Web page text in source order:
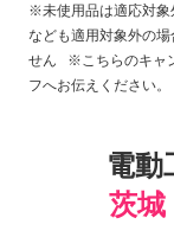
※未使用品は適応対
なども適用対象外の
せん ※こちらのキャ
フへお伝えください。
電動
茨城